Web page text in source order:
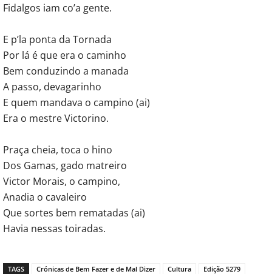
Fidalgos iam co’a gente.
E p’la ponta da Tornada
Por lá é que era o caminho
Bem conduzindo a manada
A passo, devagarinho
E quem mandava o campino (ai)
Era o mestre Victorino.
Praça cheia, toca o hino
Dos Gamas, gado matreiro
Victor Morais, o campino,
Anadia o cavaleiro
Que sortes bem rematadas (ai)
Havia nessas toiradas.
TAGS Crónicas de Bem Fazer e de Mal Dizer Cultura Edição 5279